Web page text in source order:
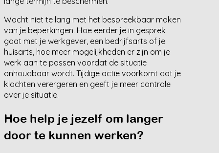
Wacht niet te lang met het bespreekbaar maken
van je beperkingen. Hoe eerder je in gesprek
gaat met je werkgever, een bedrijfsarts of je
huisarts, hoe meer mogelijkheden er zijn om je
werk aan te passen voordat de situatie
onhoudbaar wordt. Tijdige actie voorkomt dat je
klachten verergeren en geeft je meer controle
over je situatie.
Hoe help je jezelf om langer
door te kunnen werken?